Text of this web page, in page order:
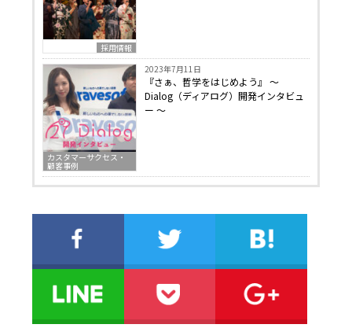
採用情報
カスタマーサクセス・
顧客事例
2023年7月11日
『さぁ、哲学をはじめよう』 〜
Dialog（ディアログ）開発インタビュ
ー 〜